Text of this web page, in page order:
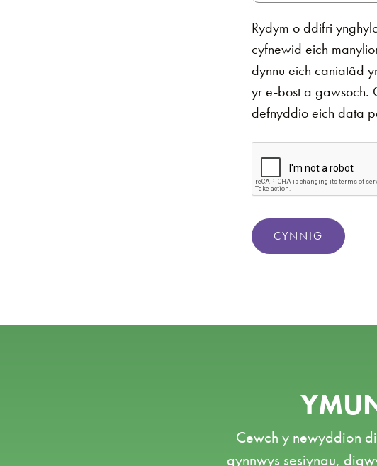
Rydym o ddifri
cyfnewid eich
dynnu eich caniatâd
yr e-bost a gawsoch.
defnyddio eich data
CYNNIG
Cewch y newyddion
gynnwys sesiynau,